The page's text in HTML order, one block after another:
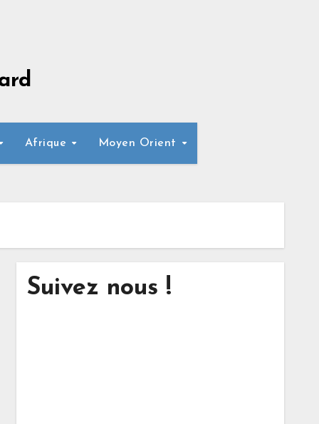
Afrique Moyen Orient
Suivez nous !